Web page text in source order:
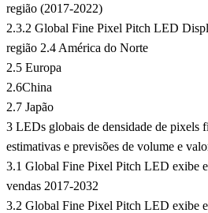
região (2017-2022)
2.3.2 Global Fine Pixel Pitch LED
região 2.4 América do Norte
2.5 Europa
2.6China
2.7 Japão
3 LEDs globais de densidade de pixels
estimativas e previsões de volume e
3.1 Global Fine Pixel Pitch LED exibe
vendas 2017-2032
3.2 Global Fine Pixel Pitch LED exibe